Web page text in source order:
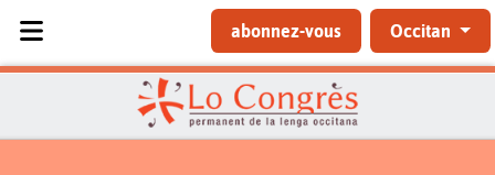
abonnez-vous Occitan